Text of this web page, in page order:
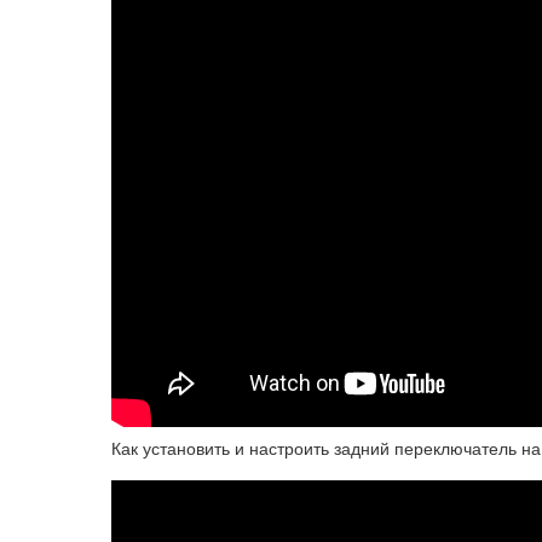
Как установить и настроить задний переключатель